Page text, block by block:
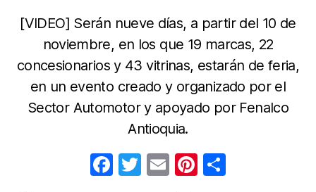
[VIDEO] Serán nueve días, a partir del 10 de
noviembre, en los que 19 marcas, 22
concesionarios y 43 vitrinas, estarán de feria,
en un evento creado y organizado por el
Sector Automotor y apoyado por Fenalco
Antioquia.
F T E Pi